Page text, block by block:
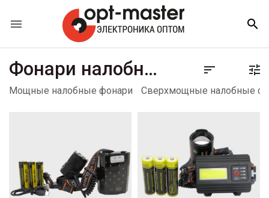
 
Фонари налобные с яркими лампами  
Мощные налобные фонари Сверхмощные налобные